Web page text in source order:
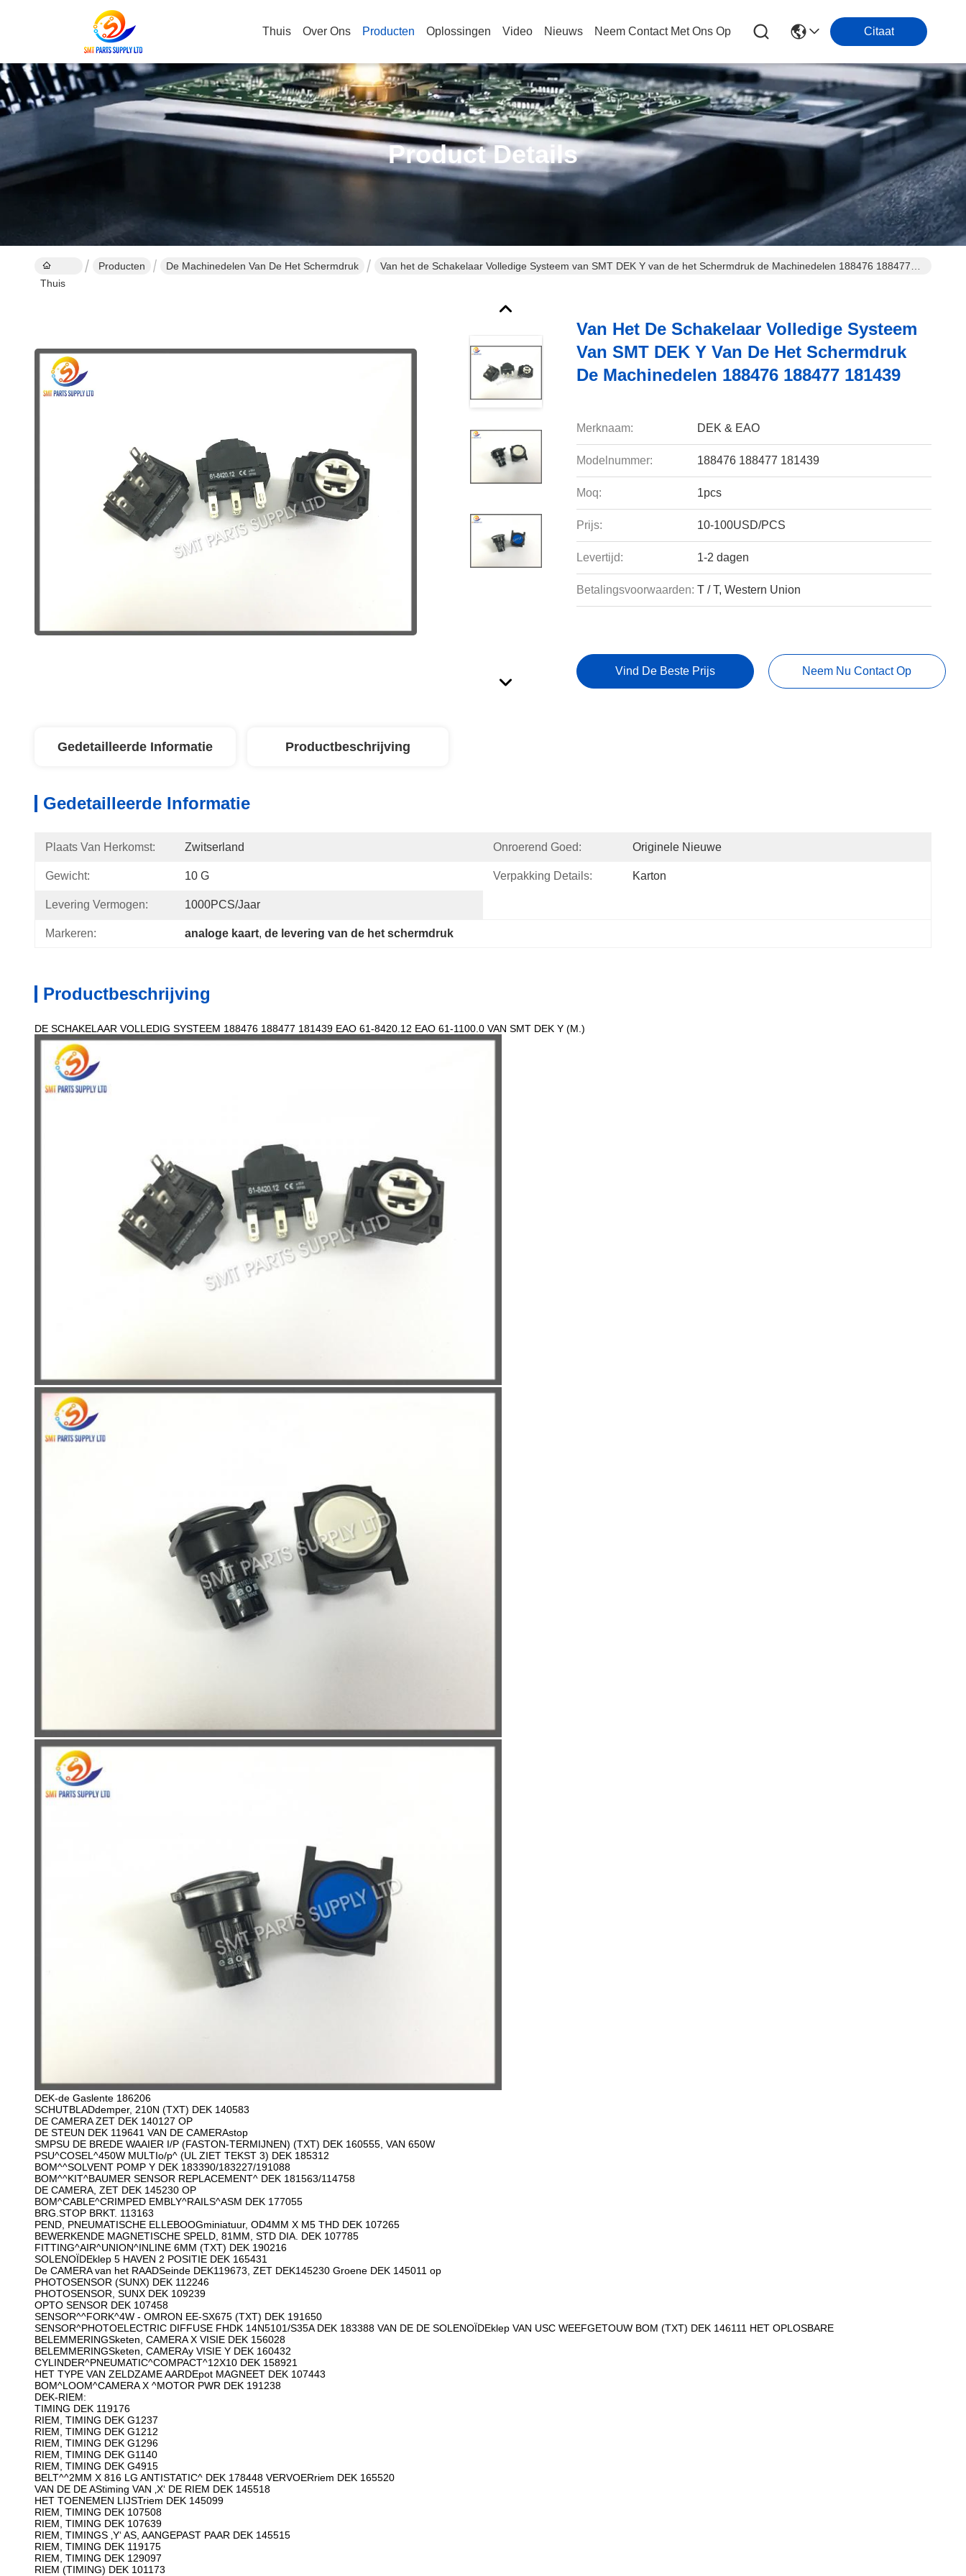
Thuis Over Ons Producten Oplossingen Video Nieuws Neem Contact Met Ons Op Citaat
Product Details
Thuis
Producten De Machinedelen Van De Het Schermdruk
Van het de Schakelaar Volledige Systeem van SMT DEK Y van de het Schermdruk de Machinedelen 188476 188477
Van Het De Schakelaar Volledige Systeem
Van SMT DEK Y Van De Het Schermdruk
De Machinedelen 188476 188477 181439
Merknaam: DEK & EAO
Modelnummer: 188476 188477 181439
Moq: 1pcs
Prijs: 10-100USD/PCS
Levertijd: 1-2 dagen
Betalingsvoorwaarden: T / T, Western Union
Vind De Beste Prijs Neem Nu Contact Op
Gedetailleerde Informatie Productbeschrijving
Gedetailleerde Informatie
Plaats Van Herkomst: Zwitserland Onroerend Goed: Originele Nieuwe
Gewicht: 10 G Verpakking Details: Karton
Levering Vermogen: 1000PCS/jaar
Markeren: analoge kaart, de levering van de het schermdruk
Productbeschrijving
DE SCHAKELAAR VOLLEDIG SYSTEEM 188476 188477 181439 EAO 61-8420.12 EAO 61-1100.0 VAN SMT DEK Y (М.)
DEK-de Gaslente 186206
SCHUTBLADdemper, 210N (TXT) DEK 140583
DE CAMERA ZET DEK 140127 OP
DE STEUN DEK 119641 VAN DE CAMERAstop
SMPSU DE BREDE WAAIER I/P (FASTON-TERMIJNEN) (TXT) DEK 160555, VAN 650W
PSU^COSEL^450W MULTIo/p^ (UL ZIET TEKST 3) DEK 185312
BOM^^SOLVENT POMP Y DEK 183390/183227/191088
BOM^^KIT^BAUMER SENSOR REPLACEMENT^ DEK 181563/114758
DE CAMERA, ZET DEK 145230 OP
BOM^CABLE^CRIMPED EMBLY^RAILS^ASM DEK 177055
BRG.STOP BRKT. 113163
PEND, PNEUMATISCHE ELLEBOOGminiatuur, OD4MM X M5 THD DEK 107265
BEWERKENDE MAGNETISCHE SPELD, 81MM, STD DIA. DEK 107785
FITTING^AIR^UNION^INLINE 6MM (TXT) DEK 190216
SOLENOÏDEklep 5 HAVEN 2 POSITIE DEK 165431
De CAMERA van het RAADSeinde DEK119673, ZET DEK145230 Groene DEK 145011 op
PHOTOSENSOR (SUNX) DEK 112246
PHOTOSENSOR, SUNX DEK 109239
OPTO SENSOR DEK 107458
SENSOR^^FORK^4W - OMRON EE-SX675 (TXT) DEK 191650
SENSOR^PHOTOELECTRIC DIFFUSE FHDK 14N5101/S35A DEK 183388 VAN DE DE SOLENOÏDEklep VAN USC WEEFGETOUW BOM (TXT) DEK 146111 HET OPLOSBARE
BELEMMERINGSketen, CAMERA X VISIE DEK 156028
BELEMMERINGSketen, CAMERAy VISIE Y DEK 160432
CYLINDER^PNEUMATIC^COMPACT^12X10 DEK 158921
HET TYPE VAN ZELDZAME AARDEpot MAGNEET DEK 107443
BOM^LOOM^CAMERA X ^MOTOR PWR DEK 191238
DEK-RIEM:
TIMING DEK 119176
RIEM, TIMING DEK G1237
RIEM, TIMING DEK G1212
RIEM, TIMING DEK G1296
RIEM, TIMING DEK G1140
RIEM, TIMING DEK G4915
BELT^^2MM X 816 LG ANTISTATIC^ DEK 178448 VERVOERriem DEK 165520
VAN DE DE AStiming VAN ‚X‘ DE RIEM DEK 145518
HET TOENEMEN LIJSTriem DEK 145099
RIEM, TIMING DEK 107508
RIEM, TIMING DEK 107639
RIEM, TIMINGS ‚Y‘ AS, AANGEPAST PAAR DEK 145515
RIEM, TIMING DEK 119175
RIEM, TIMING DEK 129097
RIEM (TIMING) DEK 101173